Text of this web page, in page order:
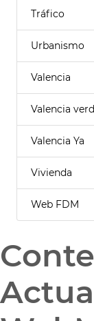
Tráfico
Urbanismo
Valencia
Valencia
Valencia Ya
Vivienda
Web FDM